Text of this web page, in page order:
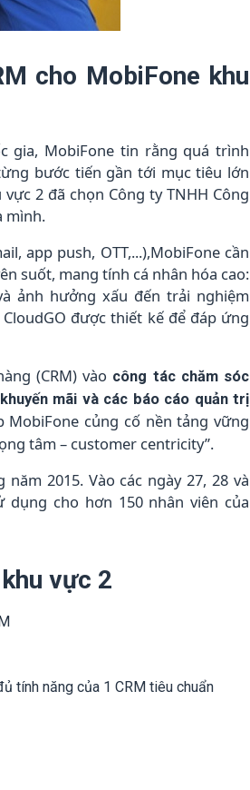
cho MobiFone khu
gia, MobiFone tin rằng quá trình
bước tiến gần tới mục tiêu lớn
2 đã chọn Công ty TNHH Công
mình.
app push, OTT,...),MobiFone cần
suốt, mang tính cá nhân hóa cao:
ảnh hưởng xấu đến trải nghiệm
được thiết kế để đáp ứng
(CRM) vào công tác chăm sóc
mãi và các báo cáo quản trị
MobiFone củng cố nền tảng vững
tâm – customer centricity”.
2015. Vào các ngày 27, 28 và
dụng cho hơn 150 nhân viên của
vực 2
tính năng của 1 CRM tiêu chuẩn